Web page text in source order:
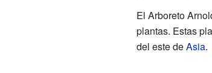
El Arboreto
plantas. Estas
del este deAsia.